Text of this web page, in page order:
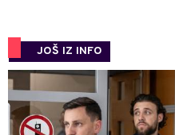
JOŠ IZ INFO